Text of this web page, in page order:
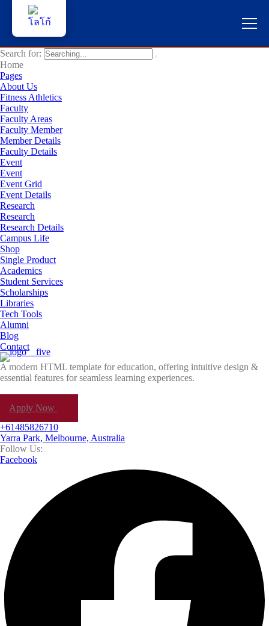
Search for:
Home
Pages
About Us
Fitness Athletics
Faculty
Faculty Areas
Faculty Member
Member Details
Faculty Details
Event
Event
Event Grid
Event Details
Research
Research
Research Details
Campus Life
Shop
Single Product
Academics
Student Services
Scholarships
Libraries
Tech Tools
Alumni
Blog
Contact
A modern HTML template for education, offering intuitive design &
essential features for seamless learning experiences.
Apply Now
+61485826710
Yarra Park, Melbourne, Australia
Follow Us:
Facebook
หน้าแรก
ผู้สนใจสมัครเรียน
บริการนักศึกษา
คณาจารย์และบุคลากร
บุคคลทั่วไป
ภาษาไทย 🇹🇭